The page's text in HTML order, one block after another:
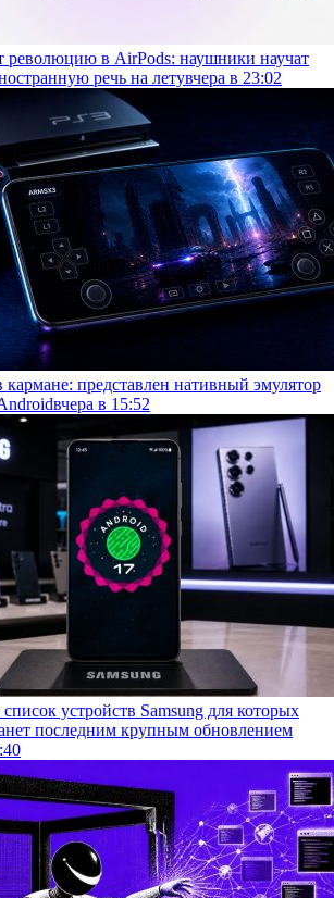
революцию в AirPods: наушники научат
речь на летувчера в 23:02
кармане: представлен нативный эмулятор
вчера в 15:52
устройств Samsung для которых
последним крупным обновлением